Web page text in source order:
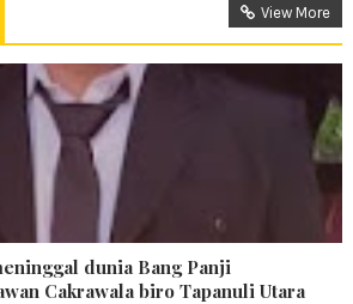
View More
dunia Bang Panji
Cakrawala biro Tapanuli Utara